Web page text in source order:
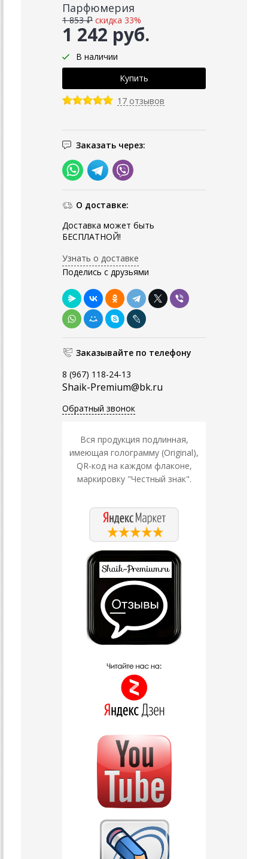
Парфюмерия
1 242 руб.
1 853 ₽ скидка 33%
В наличии
17 отзывов
Заказать через:
О доставке:
Доставка может быть
БЕСПЛАТНОЙ!
Узнать о доставке
Поделись с друзьями
Заказывайте по телефону
8 (967) 118-24-13
Shaik-Premium@bk.ru
Обратный звонок
Вся продукция подлинная,
имеющая голограмму (Original),
QR-код на каждом флаконе,
маркировку "Честный знак".